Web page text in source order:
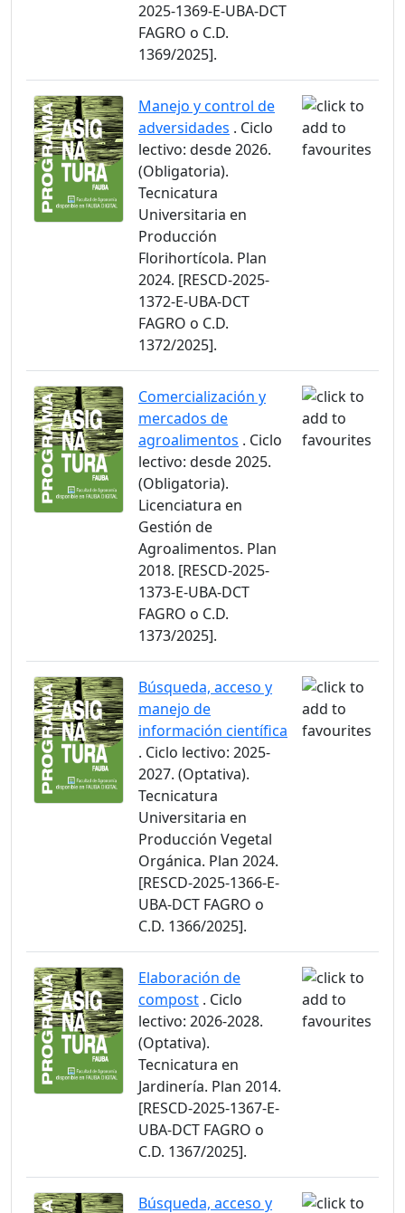
2025-1369-E-UBA-DCT
FAGRO o C.D.
1369/2025].
Manejo y control de
adversidades . Ciclo
lectivo: desde 2026.
(Obligatoria).
Tecnicatura
Universitaria en
Producción
Florihortícola. Plan
2024. [RESCD-2025-
1372-E-UBA-DCT
FAGRO o C.D.
1372/2025].
Comercialización y
mercados de
agroalimentos . Ciclo
lectivo: desde 2025.
(Obligatoria).
Licenciatura en
Gestión de
Agroalimentos. Plan
2018. [RESCD-2025-
1373-E-UBA-DCT
FAGRO o C.D.
1373/2025].
Búsqueda, acceso y
manejo de
información científica
. Ciclo lectivo: 2025-
2027. (Optativa).
Tecnicatura
Universitaria en
Producción Vegetal
Orgánica. Plan 2024.
[RESCD-2025-1366-E-
UBA-DCT FAGRO o
C.D. 1366/2025].
Elaboración de
compost . Ciclo
lectivo: 2026-2028.
(Optativa).
Tecnicatura en
Jardinería. Plan 2014.
[RESCD-2025-1367-E-
UBA-DCT FAGRO o
C.D. 1367/2025].
Búsqueda, acceso y